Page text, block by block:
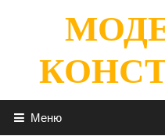
содержимому
Меню